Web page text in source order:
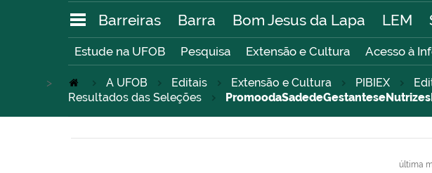
Barreiras Barra Bom Jesus da Lapa LEM
Estude na UFOB Pesquisa Extensão e Cultura Acesso à
A UFOB Editais Extensão e Cultura PIBIEX
>
Resultados das Seleções
última